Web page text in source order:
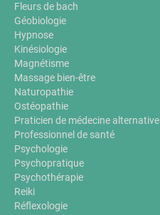
Fleurs de bach
Géobiologie
Hypnose
Kinésiologie
Magnétisme
Massage bien-être
Naturopathie
Ostéopathie
Praticien de médecine alternative
Professionnel de santé
Psychologie
Psychopratique
Psychothérapie
Reiki
Réflexologie